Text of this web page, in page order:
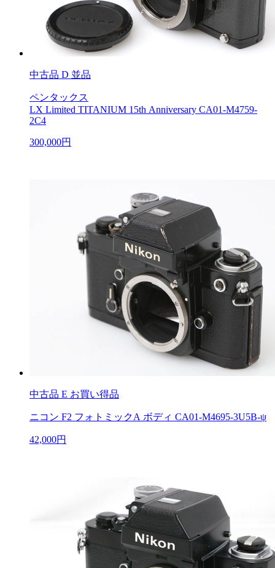
中古品 D 並品
ペンタックス
LX Limited TITANIUM 15th Anniversary CA01-M4759-
2C4
300,000円
中古品 E お買い得品
ニコン F2 フォトミックA ボディ CA01-M4695-3U5B-ψ
42,000円